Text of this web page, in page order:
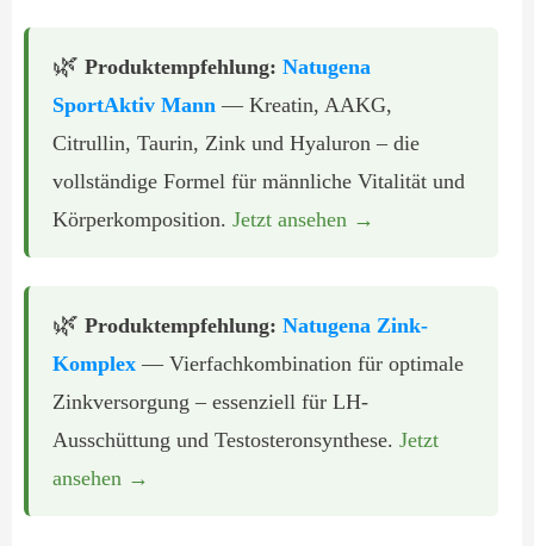
🌿 Produktempfehlung: Natugena
SportAktiv Mann — Kreatin, AAKG,
Citrullin, Taurin, Zink und Hyaluron – die
vollständige Formel für männliche Vitalität und
Körperkomposition. Jetzt ansehen →
🌿 Produktempfehlung: Natugena Zink-
Komplex — Vierfachkombination für optimale
Zinkversorgung – essenziell für LH-
Ausschüttung und Testosteronsynthese. Jetzt
ansehen →